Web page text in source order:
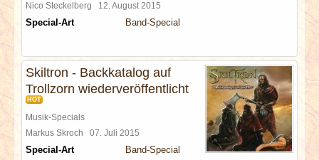
Nico Steckelberg 12. August 2015
Special-Art Band-Special
Skiltron - Backkatalog auf
Trollzorn wiederveröffentlicht
HOT
Musik-Specials
Markus Skroch 07. Juli 2015
Special-Art Band-Special